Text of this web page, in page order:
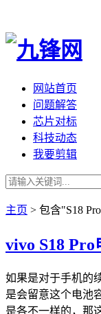
网站首页
问题解答
芯片对标
科技动态
我要剪辑
主页 > 包含"S18
vivo S18
如果是对于手机的
是会留意这个电池
是各不一样的，那